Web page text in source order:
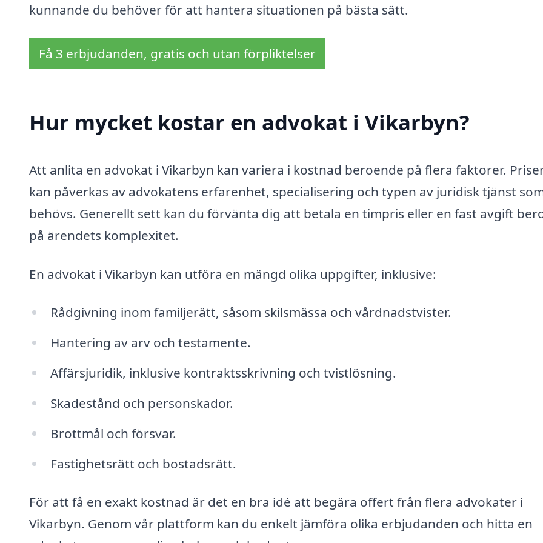
kunnande du behöver för att hantera situationen på bästa sätt.
Få 3 erbjudanden, gratis och utan förpliktelser
Hur mycket kostar en advokat i Vikarbyn?
Att anlita en advokat i Vikarbyn kan variera i kostnad beroende på flera faktorer.
kan påverkas av advokatens erfarenhet, specialisering och typen av juridisk tjänst
behövs. Generellt sett kan du förvänta dig att betala en timpris eller en fast avgift
på ärendets komplexitet.
En advokat i Vikarbyn kan utföra en mängd olika uppgifter, inklusive:
Rådgivning inom familjerätt, såsom skilsmässa och vårdnadstvister.
Hantering av arv och testamente.
Affärsjuridik, inklusive kontraktsskrivning och tvistlösning.
Skadestånd och personskador.
Brottmål och försvar.
Fastighetsrätt och bostadsrätt.
För att få en exakt kostnad är det en bra idé att begära offert från flera advokater i
Vikarbyn. Genom vår plattform kan du enkelt jämföra olika erbjudanden och hitta en